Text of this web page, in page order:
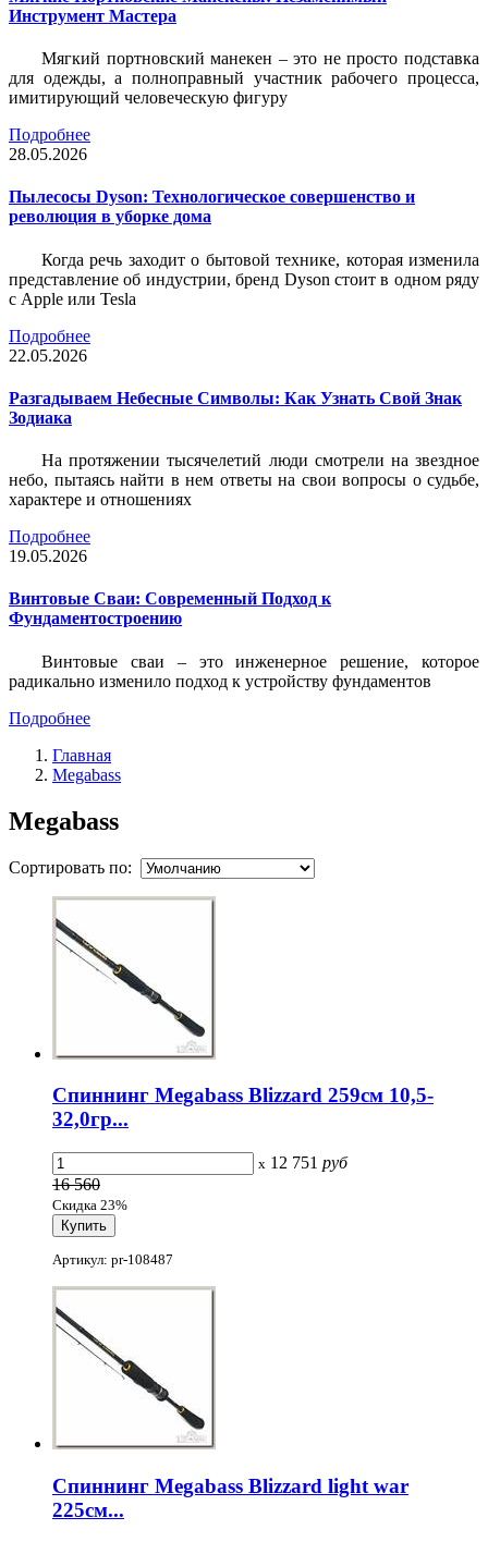
Инструмент Мастера
Мягкий портновский манекен – это не просто подставка
для одежды, а полноправный участник рабочего процесса,
имитирующий человеческую фигуру
Подробнее
28.05.2026
Пылесосы Dyson: Технологическое совершенство и
революция в уборке дома
Когда речь заходит о бытовой технике, которая изменила
представление об индустрии, бренд Dyson стоит в одном ряду
с Apple или Tesla
Подробнее
22.05.2026
Разгадываем Небесные Символы: Как Узнать Свой Знак
Зодиака
На протяжении тысячелетий люди смотрели на звездное
небо, пытаясь найти в нем ответы на свои вопросы о судьбе,
характере и отношениях
Подробнее
19.05.2026
Винтовые Сваи: Современный Подход к
Фундаментостроению
Винтовые сваи – это инженерное решение, которое
радикально изменило подход к устройству фундаментов
Подробнее
Главная
Megabass
Megabass
Сортировать по:
Спиннинг Megabass Blizzard 259см 10,5-
32,0гр...
x 12 751 руб
16 560
Скидка 23%
Артикул: pr-108487
Спиннинг Megabass Blizzard light war
225см...